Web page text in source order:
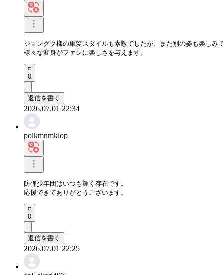
ジョングク様の単髪スタイルも素敵でしたが、また別の姿も楽しみ
様々な変身がファンに楽しさを与えます。
0
返信を書く
2026.07.01 22:34
polkmnmklop
防弾少年団はいつも輝く存在です。
応援できてありがとうございます。
0
返信を書く
2026.07.01 22:25